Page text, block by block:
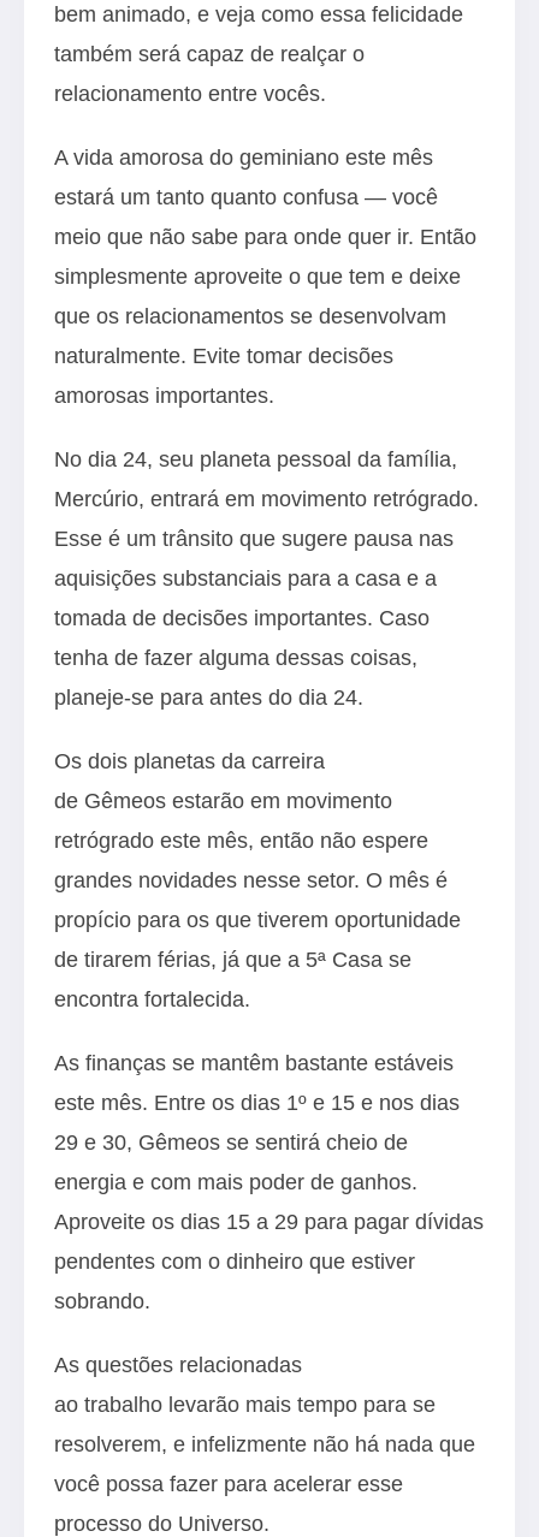
bem animado, e veja como essa felicidade
também será capaz de realçar o
relacionamento entre vocês.
A vida amorosa do geminiano este mês
estará um tanto quanto confusa — você
meio que não sabe para onde quer ir. Então
simplesmente aproveite o que tem e deixe
que os relacionamentos se desenvolvam
naturalmente. Evite tomar decisões
amorosas importantes.
No dia 24, seu planeta pessoal da família,
Mercúrio, entrará em movimento retrógrado.
Esse é um trânsito que sugere pausa nas
aquisições substanciais para a casa e a
tomada de decisões importantes. Caso
tenha de fazer alguma dessas coisas,
planeje-se para antes do dia 24.
Os dois planetas da carreira
de Gêmeos estarão em movimento
retrógrado este mês, então não espere
grandes novidades nesse setor. O mês é
propício para os que tiverem oportunidade
de tirarem férias, já que a 5ª Casa se
encontra fortalecida.
As finanças se mantêm bastante estáveis
este mês. Entre os dias 1º e 15 e nos dias
29 e 30, Gêmeos se sentirá cheio de
energia e com mais poder de ganhos.
Aproveite os dias 15 a 29 para pagar dívidas
pendentes com o dinheiro que estiver
sobrando.
As questões relacionadas
ao trabalho levarão mais tempo para se
resolverem, e infelizmente não há nada que
você possa fazer para acelerar esse
processo do Universo.